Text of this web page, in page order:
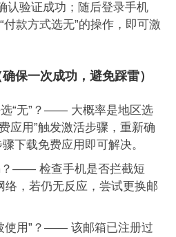
认验证成功；随后登录手机
款方式选无”的操作，即可激
保一次成功，避免踩雷）
“无”？—— 大概率是地区选
应用”触发激活步骤，重新确
下载免费应用即可解决。
？—— 检查手机是否拦截短
络，若仍无反应，尝试更换邮
使用”？—— 该邮箱已注册过